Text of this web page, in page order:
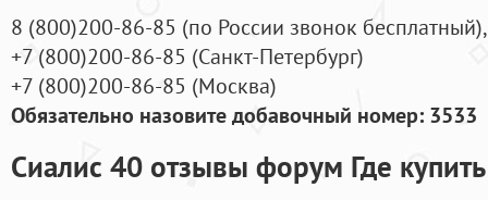
8 (800)200-86-85 (по России звонок бесплатный),
+7 (800)200-86-85 (Санкт-Петербург)
+7 (800)200-86-85 (Москва)
Обязательно назовите добавочный номер: 3533
Сиалис 40 отзывы форум Где